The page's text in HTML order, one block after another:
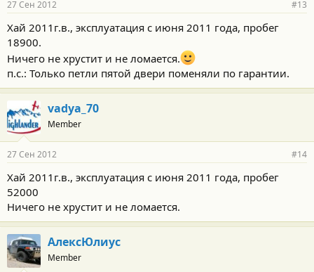
27 Сен 2012 #13
Хай 2011г.в., эксплуатация с июня 2011 года, пробег
18900.
Ничего не хрустит и не ломается.
п.с.: Только петли пятой двери поменяли по гарантии.
vadya_70
Member
27 Сен 2012 #14
Хай 2011г.в., эксплуатация с июня 2011 года, пробег
52000
Ничего не хрустит и не ломается.
АлексЮлиус
Member